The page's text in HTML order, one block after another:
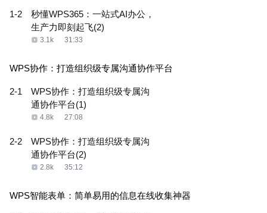
1-2
秒懂WPS365：一站式AI办公，
生产力即刻起飞(2)
3.1k 31:33
WPS协作：打造组织级专属沟通协作平台
2-1
WPS协作：打造组织级专属沟
通协作平台(1)
4.8k 27:08
2-2
WPS协作：打造组织级专属沟
通协作平台(2)
2.8k 35:12
WPS智能表单：简单易用的信息在线收集神器